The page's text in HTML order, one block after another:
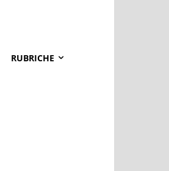
RUBRICHE